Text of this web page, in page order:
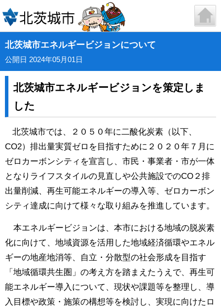
北茨城市エネルギービジョンについて
公開日 2024年05月01日
北茨城市エネルギービジョンを策定しま
した
北茨城市では、２０５０年に二酸化炭素（以下、
CO2）排出量実質ゼロを目指すために２０２０年７月に
ゼロカーボンシティを宣言し、市民・事業者・市が一体
となりライフスタイルの見直しや公共施設でのCO２排
出量削減、再生可能エネルギーの導入等、ゼロカーボン
シティ達成に向けて様々な取り組みを推進しています。
本エネルギービジョンは、本市における地域の脱炭素
化に向けて、地域資源を活用した地域経済循環やエネル
ギーの地産地消等、自立・分散型の社会形成を目指す
「地域循環共生圏」の考え方を踏まえたうえで、再生可
能エネルギー導入について、現状や課題等を整理し、導
入目標や政策・施策の構想等を検討し、実現に向けたロ